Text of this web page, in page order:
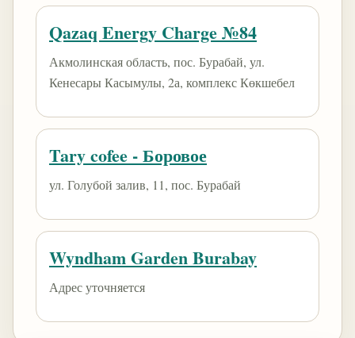
Qazaq Energy Charge №84
Акмолинская область, пос. Бурабай, ул.
Кенесары Касымулы, 2а, комплекс Көкшебел
Tary cofee - Боровое
ул. Голубой залив, 11, пос. Бурабай
Wyndham Garden Burabay
Адрес уточняется